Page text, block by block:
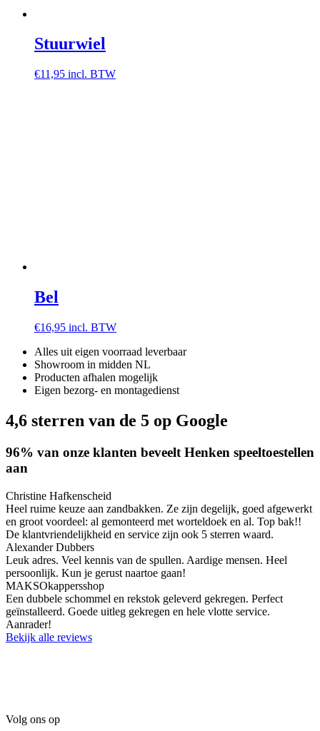
Stuurwiel
€11,95 incl. BTW
Bel
€16,95 incl. BTW
Alles uit eigen voorraad leverbaar
Showroom in midden NL
Producten afhalen mogelijk
Eigen bezorg- en montagedienst
4,6 sterren van de 5 op Google
96% van onze klanten beveelt Henken speeltoestellen
aan
Christine Hafkenscheid
Heel ruime keuze aan zandbakken. Ze zijn degelijk, goed afgewerkt
en groot voordeel: al gemonteerd met worteldoek en al. Top bak!!
De klantvriendelijkheid en service zijn ook 5 sterren waard.
Alexander Dubbers
Leuk adres. Veel kennis van de spullen. Aardige mensen. Heel
persoonlijk. Kun je gerust naartoe gaan!
MAKSOkappersshop
Een dubbele schommel en rekstok geleverd gekregen. Perfect
geïnstalleerd. Goede uitleg gekregen en hele vlotte service.
Aanrader!
Bekijk alle reviews
Volg ons op